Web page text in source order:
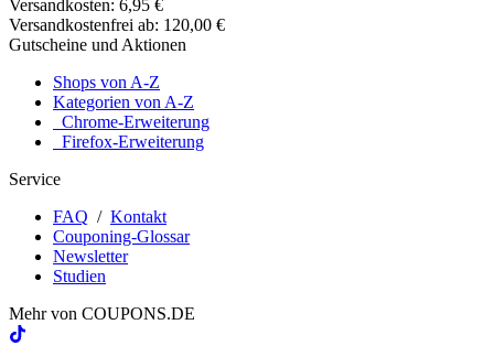
Versandkosten: 6,95 €
Versandkostenfrei ab: 120,00 €
Gutscheine und Aktionen
Shops von A-Z
Kategorien von A-Z
Chrome-Erweiterung
Firefox-Erweiterung
Service
FAQ / Kontakt
Couponing-Glossar
Newsletter
Studien
Mehr von COUPONS.DE